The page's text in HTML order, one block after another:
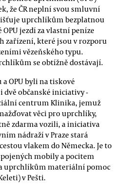
že ČR neplní svou smluvní
uprchlíkům bezplatnou
jezdí za vlastní peníze
zařízení, které jsou v rozporu
vězeňského typu.
se obtížně dostávají.
OPU byli na tiskové
dvě občanské iniciativy -
centrum Klinika, jemuž
věci pro uprchlíky,
zdarma vozili, a iniciativa
nádraží v Praze stará
vlakem do Německa. Je to
mobily a pocitem
uprchlíkům materiální pomoc
v Pešti.